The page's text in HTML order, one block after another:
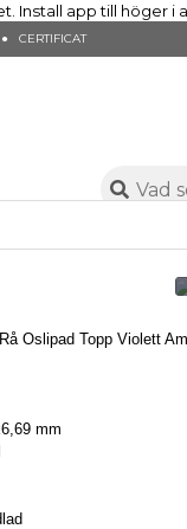
Install app till höger i
CERTIFICAT
Oslipad Topp Violett
mm